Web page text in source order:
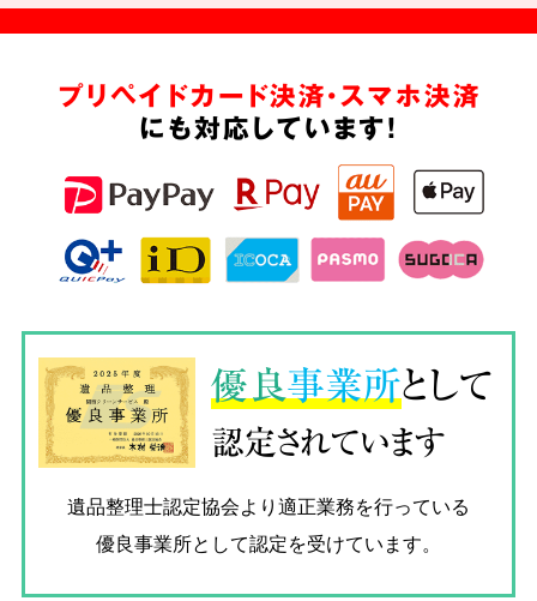
プリペイドカード決済・スマホ決済
にも対応しています!
優良事業所として
認定されています
遺品整理士認定協会より適正業務を行っている
優良事業所として認定を受けています。